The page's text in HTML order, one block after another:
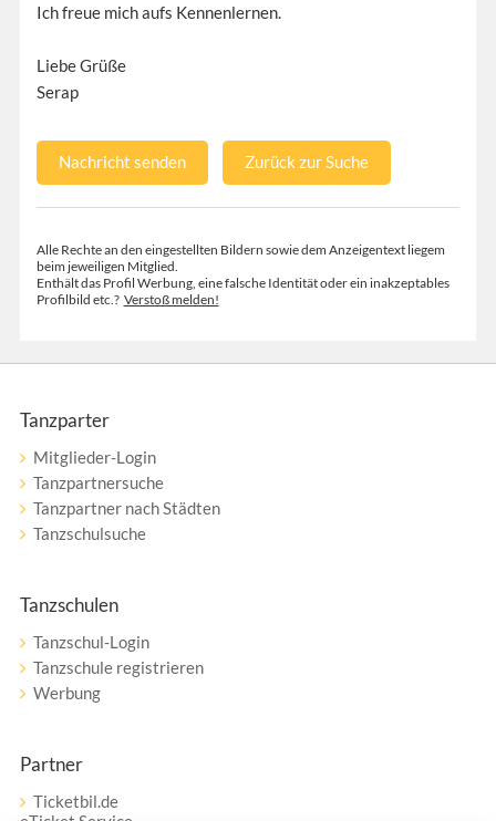
Ich freue mich aufs Kennenlernen.
Liebe Grüße
Serap
Nachricht senden Zurück zur Suche
Alle Rechte an den eingestellten Bildern sowie dem Anzeigentext liegem
beim jeweiligen Mitglied.
Enthält das Profil Werbung, eine falsche Identität oder ein inakzeptables
Profilbild etc.? Verstoß melden!
Tanzparter
Mitglieder-Login
Tanzpartnersuche
Tanzpartner nach Städten
Tanzschulsuche
Tanzschulen
Tanzschul-Login
Tanzschule registrieren
Werbung
Partner
Ticketbil.de